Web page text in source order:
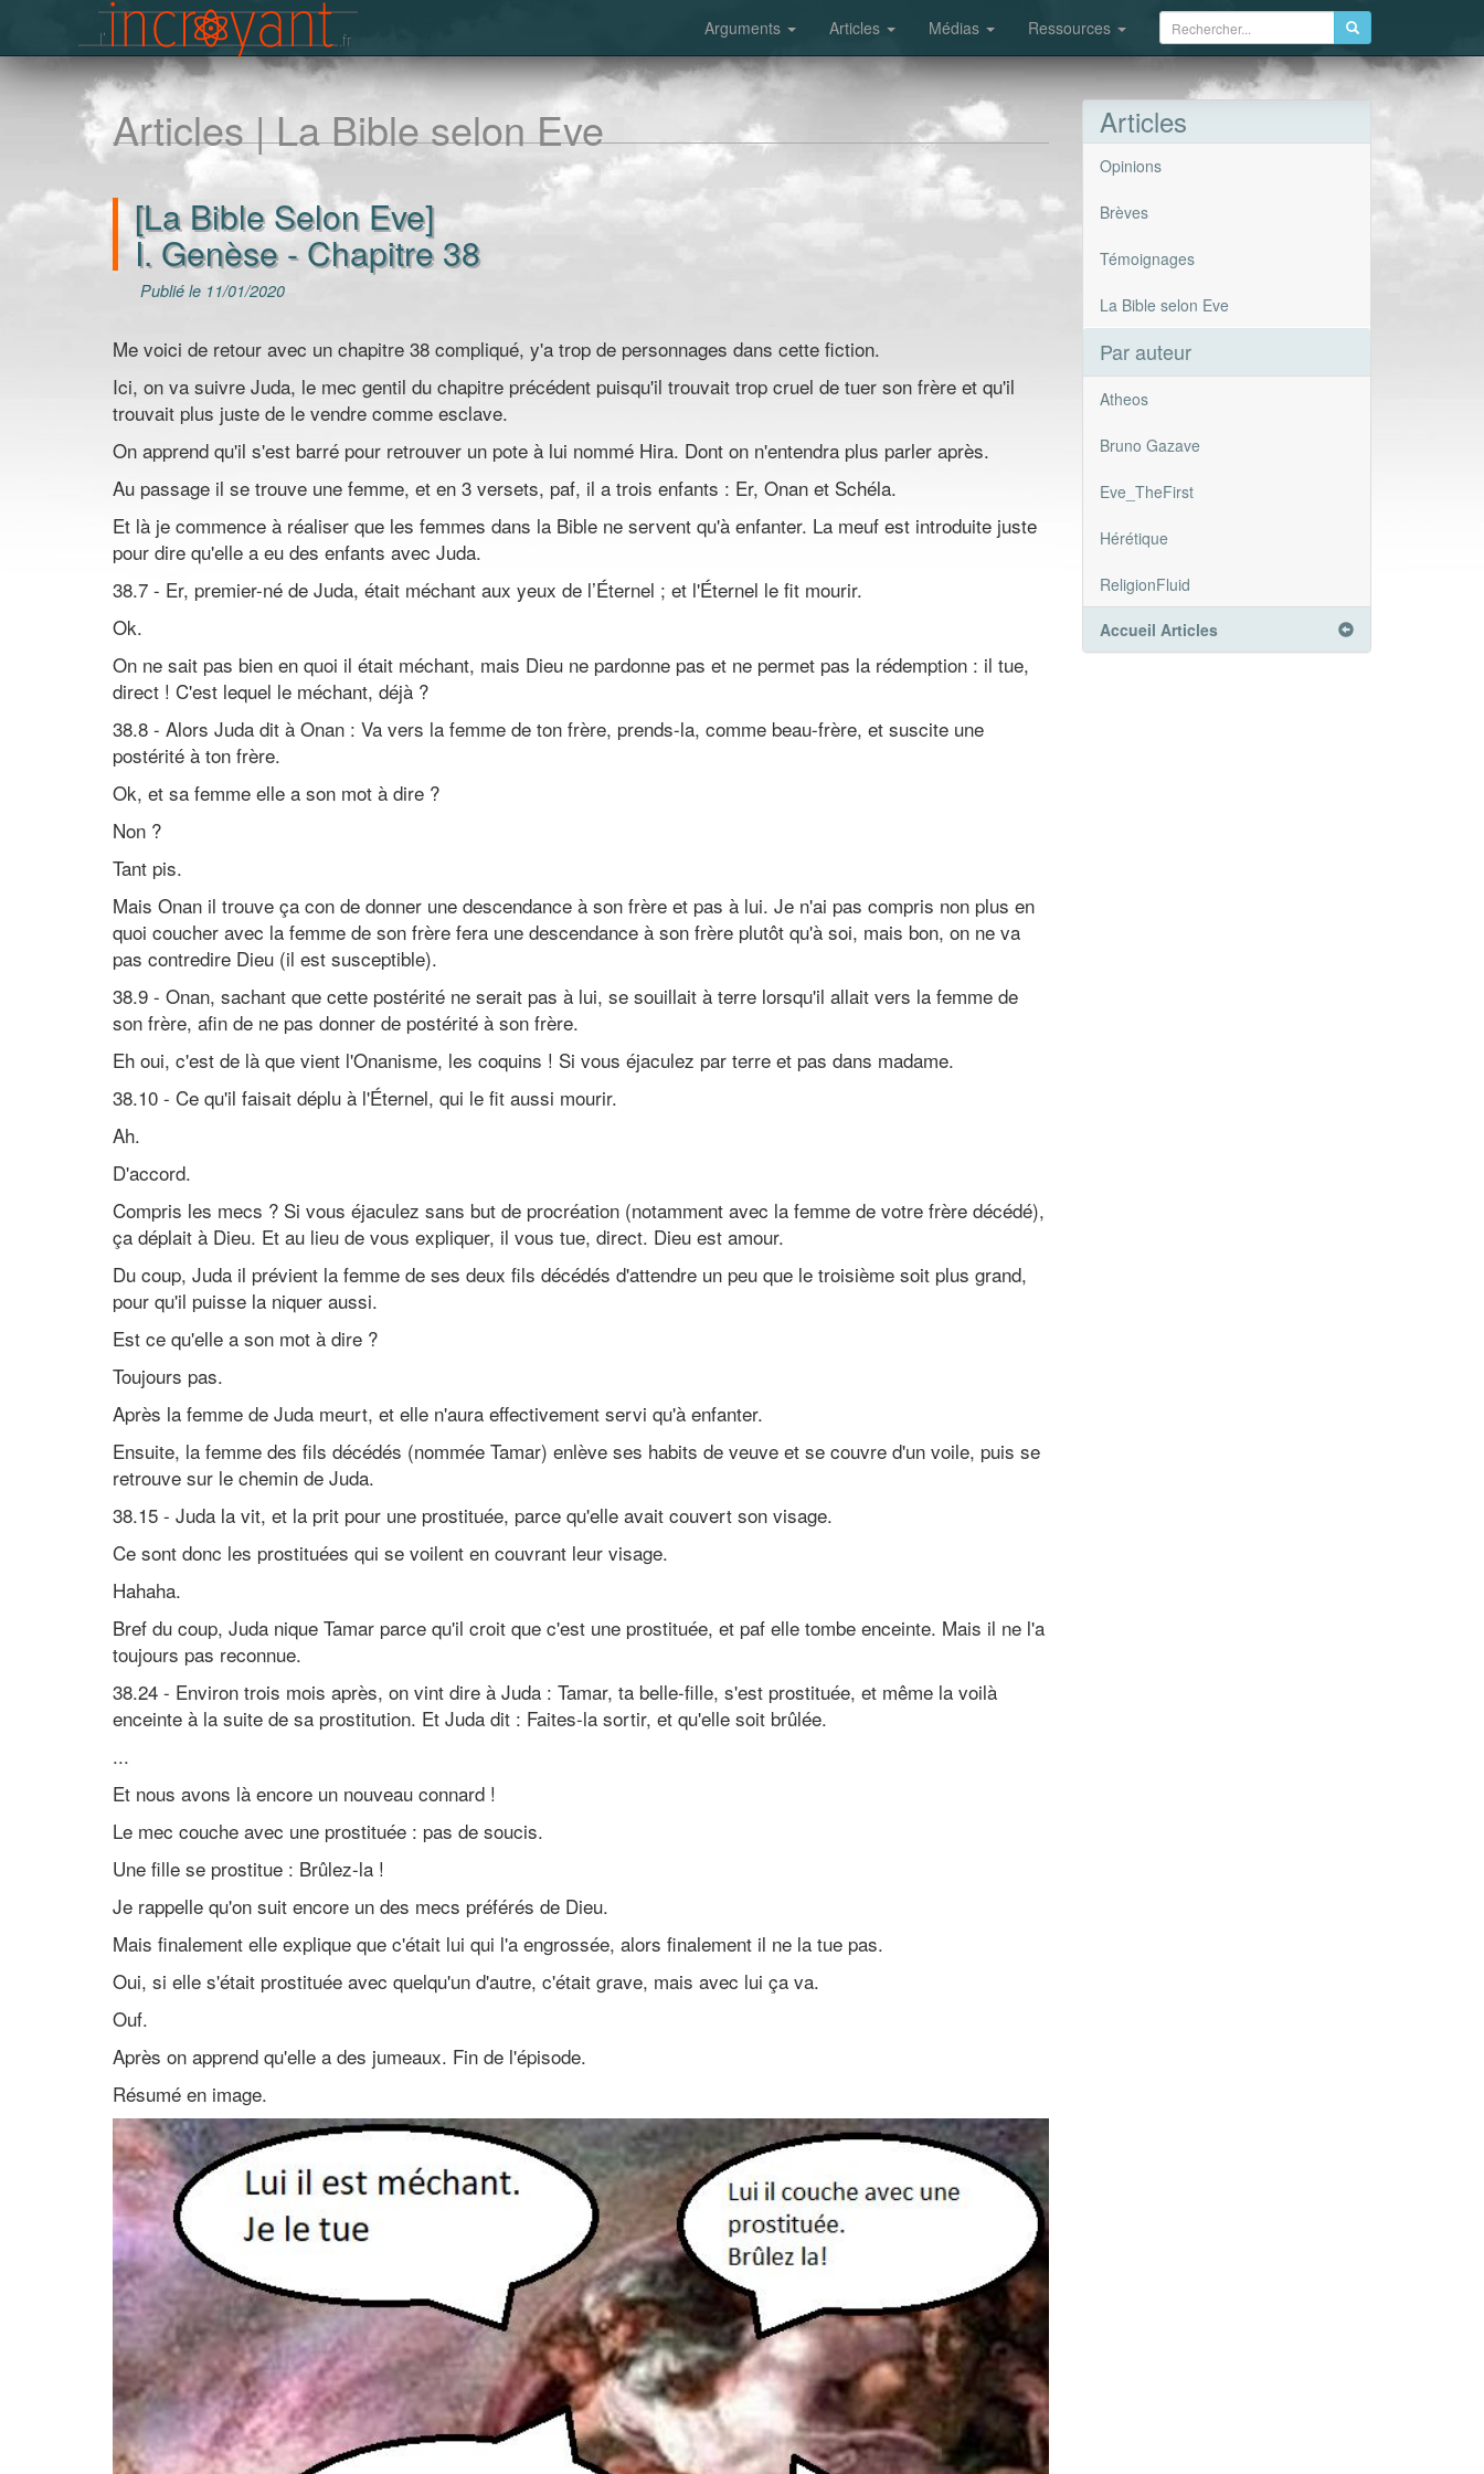
Arguments Articles Médias Ressources
Articles | La Bible selon Eve
[La Bible Selon Eve]
I. Genèse - Chapitre 38
Publié le 11/01/2020
Me voici de retour avec un chapitre 38 compliqué, y'a trop de personnages dans cette fiction.
Ici, on va suivre Juda, le mec gentil du chapitre précédent puisqu'il trouvait trop cruel de tuer son frère et qu'il
trouvait plus juste de le vendre comme esclave.
On apprend qu'il s'est barré pour retrouver un pote à lui nommé Hira. Dont on n'entendra plus parler après.
Au passage il se trouve une femme, et en 3 versets, paf, il a trois enfants : Er, Onan et Schéla.
Et là je commence à réaliser que les femmes dans la Bible ne servent qu'à enfanter. La meuf est introduite juste
pour dire qu'elle a eu des enfants avec Juda.
38.7 - Er, premier-né de Juda, était méchant aux yeux de l’Éternel ; et l'Éternel le fit mourir.
Ok.
On ne sait pas bien en quoi il était méchant, mais Dieu ne pardonne pas et ne permet pas la rédemption : il tue,
direct ! C'est lequel le méchant, déjà ?
38.8 - Alors Juda dit à Onan : Va vers la femme de ton frère, prends-la, comme beau-frère, et suscite une
postérité à ton frère.
Ok, et sa femme elle a son mot à dire ?
Non ?
Tant pis.
Mais Onan il trouve ça con de donner une descendance à son frère et pas à lui. Je n'ai pas compris non plus en
quoi coucher avec la femme de son frère fera une descendance à son frère plutôt qu'à soi, mais bon, on ne va
pas contredire Dieu (il est susceptible).
38.9 - Onan, sachant que cette postérité ne serait pas à lui, se souillait à terre lorsqu'il allait vers la femme de
son frère, afin de ne pas donner de postérité à son frère.
Eh oui, c'est de là que vient l'Onanisme, les coquins ! Si vous éjaculez par terre et pas dans madame.
38.10 - Ce qu'il faisait déplu à l'Éternel, qui le fit aussi mourir.
Ah.
D'accord.
Compris les mecs ? Si vous éjaculez sans but de procréation (notamment avec la femme de votre frère décédé),
ça déplait à Dieu. Et au lieu de vous expliquer, il vous tue, direct. Dieu est amour.
Du coup, Juda il prévient la femme de ses deux fils décédés d'attendre un peu que le troisième soit plus grand,
pour qu'il puisse la niquer aussi.
Est ce qu'elle a son mot à dire ?
Toujours pas.
Après la femme de Juda meurt, et elle n'aura effectivement servi qu'à enfanter.
Ensuite, la femme des fils décédés (nommée Tamar) enlève ses habits de veuve et se couvre d'un voile, puis se
retrouve sur le chemin de Juda.
38.15 - Juda la vit, et la prit pour une prostituée, parce qu'elle avait couvert son visage.
Ce sont donc les prostituées qui se voilent en couvrant leur visage.
Hahaha.
Bref du coup, Juda nique Tamar parce qu'il croit que c'est une prostituée, et paf elle tombe enceinte. Mais il ne l'a
toujours pas reconnue.
38.24 - Environ trois mois après, on vint dire à Juda : Tamar, ta belle-fille, s'est prostituée, et même la voilà
enceinte à la suite de sa prostitution. Et Juda dit : Faites-la sortir, et qu'elle soit brûlée.
...
Et nous avons là encore un nouveau connard !
Le mec couche avec une prostituée : pas de soucis.
Une fille se prostitue : Brûlez-la !
Je rappelle qu'on suit encore un des mecs préférés de Dieu.
Mais finalement elle explique que c'était lui qui l'a engrossée, alors finalement il ne la tue pas.
Oui, si elle s'était prostituée avec quelqu'un d'autre, c'était grave, mais avec lui ça va.
Ouf.
Après on apprend qu'elle a des jumeaux. Fin de l'épisode.
Résumé en image.
Articles
Opinions
Brèves
Témoignages
La Bible selon Eve
Par auteur
Atheos
Bruno Gazave
Eve_TheFirst
Hérétique
ReligionFluid
Accueil Articles